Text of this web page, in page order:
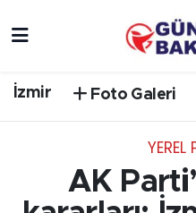
İzmir Foto Galeri
YEREL
AK
EGE
Trafik Durumu
Süper Lig Puan